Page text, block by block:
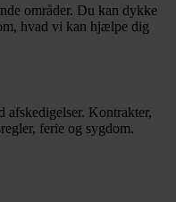
områder. Du kan dykke
hvad vi kan hjælpe dig
afskedigelser. Kontrakter,
ferie og sygdom.